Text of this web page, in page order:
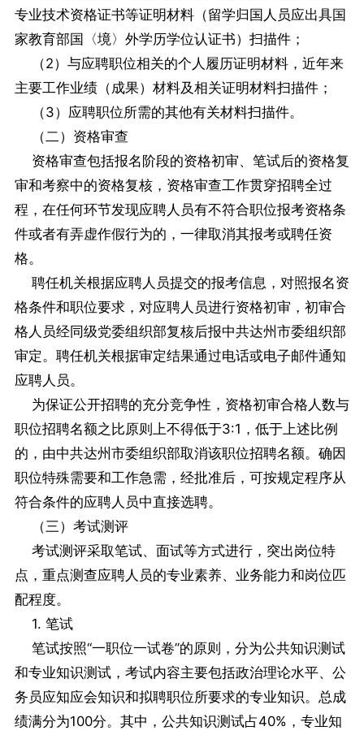
专业技术资格证书等证明材料（留学归国人员应出具国
家教育部国〈境〉外学历学位认证书）扫描件；
（2）与应聘职位相关的个人履历证明材料，近年来
主要工作业绩（成果）材料及相关证明材料扫描件；
（3）应聘职位所需的其他有关材料扫描件。
（二）资格审查
资格审查包括报名阶段的资格初审、笔试后的资格复
审和考察中的资格复核，资格审查工作贯穿招聘全过
程，在任何环节发现应聘人员有不符合职位报考资格条
件或者有弄虚作假行为的，一律取消其报考或聘任资
格。
聘任机关根据应聘人员提交的报考信息，对照报名资
格条件和职位要求，对应聘人员进行资格初审，初审合
格人员经同级党委组织部复核后报中共达州市委组织部
审定。聘任机关根据审定结果通过电话或电子邮件通知
应聘人员。
为保证公开招聘的充分竞争性，资格初审合格人数与
职位招聘名额之比原则上不得低于3:1，低于上述比例
的，由中共达州市委组织部取消该职位招聘名额。确因
职位特殊需要和工作急需，经批准后，可按规定程序从
符合条件的应聘人员中直接选聘。
（三）考试测评
考试测评采取笔试、面试等方式进行，突出岗位特
点，重点测查应聘人员的专业素养、业务能力和岗位匹
配程度。
1. 笔试
笔试按照“一职位一试卷”的原则，分为公共知识测试
和专业知识测试，考试内容主要包括政治理论水平、公
务员应知应会知识和拟聘职位所要求的专业知识。总成
绩满分为100分。其中，公共知识测试占40%，专业知